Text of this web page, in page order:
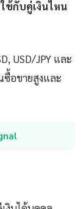
ช้กับคู่เงินไหน
USD/JPY และ
ซื้อขายสูงและ